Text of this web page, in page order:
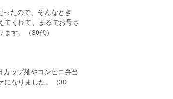
たので、そんなとき
てくれて、まるでお母さ
す。（30代）
ップ麺やコンビニ弁当
になりました。（30